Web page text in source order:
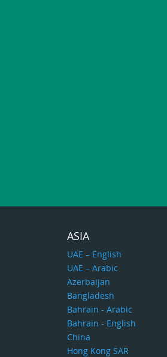
ASIA
UAE – English
UAE – Arabic
Azerbaijan
Bangladesh
Bahrain - Arabic
Bahrain - English
China
Hong Kong SAR